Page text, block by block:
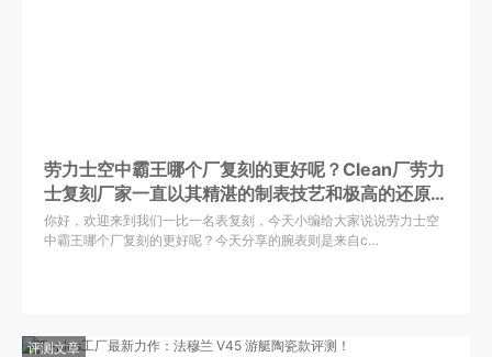
劳力士空中霸王哪个厂复刻的更好呢？Clean厂劳力
士复刻厂家一直以其精湛的制表技艺和极高的还原度
在复刻表领域享有盛誉
你好，欢迎来到我们一比一名表复刻，今天小编给大家说说劳力士空
中霸王哪个厂复刻的更好呢？今天分享的腕表则是来自c…
评测文章